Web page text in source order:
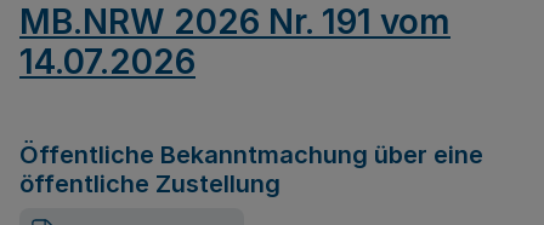
MB.NRW 2026 Nr. 191 vom
14.07.2026
Öffentliche Bekanntmachung über eine
öffentliche Zustellung